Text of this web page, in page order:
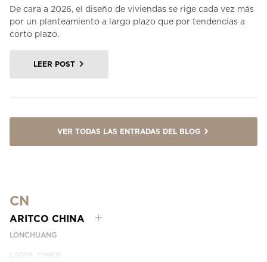
De cara a 2026, el diseño de viviendas se rige cada vez más
por un planteamiento a largo plazo que por tendencias a
corto plazo.
LEER POST
VER TODAS LAS ENTRADAS DEL BLOG
CN
ARITCO CHINA
LONCHUANG
LG059, CIMEN